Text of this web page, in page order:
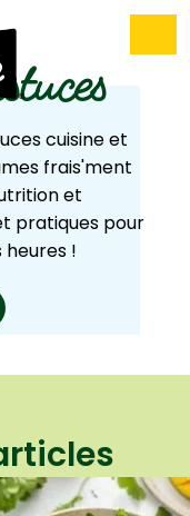
cuisine et
frais'ment
et
pratiques pour
heures !